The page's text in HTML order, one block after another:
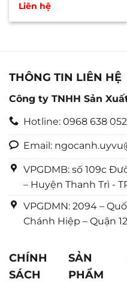
Được
hạng
Liên hệ
THÔNG TIN LIÊN HỆ
Công ty TNHH Sản
Hotline: 0968 638
Email:
VPGDMB: số 109c
– Huyện Thanh Trì -
VPGDMN: 2094 –
Chánh Hiệp – Quận
CHÍNH
SÁCH
SẢN
PHẨM